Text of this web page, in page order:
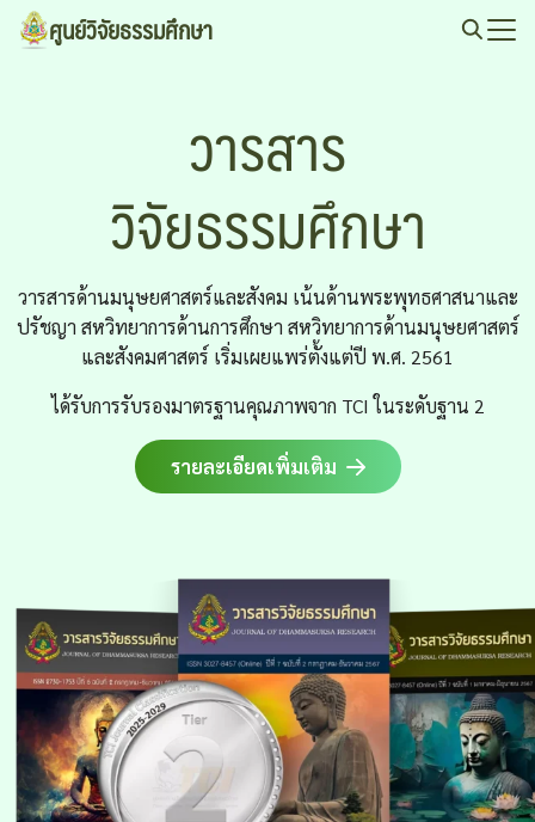
Skip
ศูนย์วิจัยธรรมศึกษา
วารสาร
วิจัยธรรมศึกษา
วารสารด้านมนุษยศาสตร์และสังคม เน้นด้านพระพุทธศาสนาและ
ปรัชญา สหวิทยาการด้านการศึกษา สหวิทยาการด้านมนุษยศาสตร์
และสังคมศาสตร์ เริ่มเผยแพร่ตั้งแต่ปี พ.ศ. 2561
ได้รับการรับรองมาตรฐานคุณภาพจาก TCI ในระดับฐาน 2
รายละเอียดเพิ่มเติม